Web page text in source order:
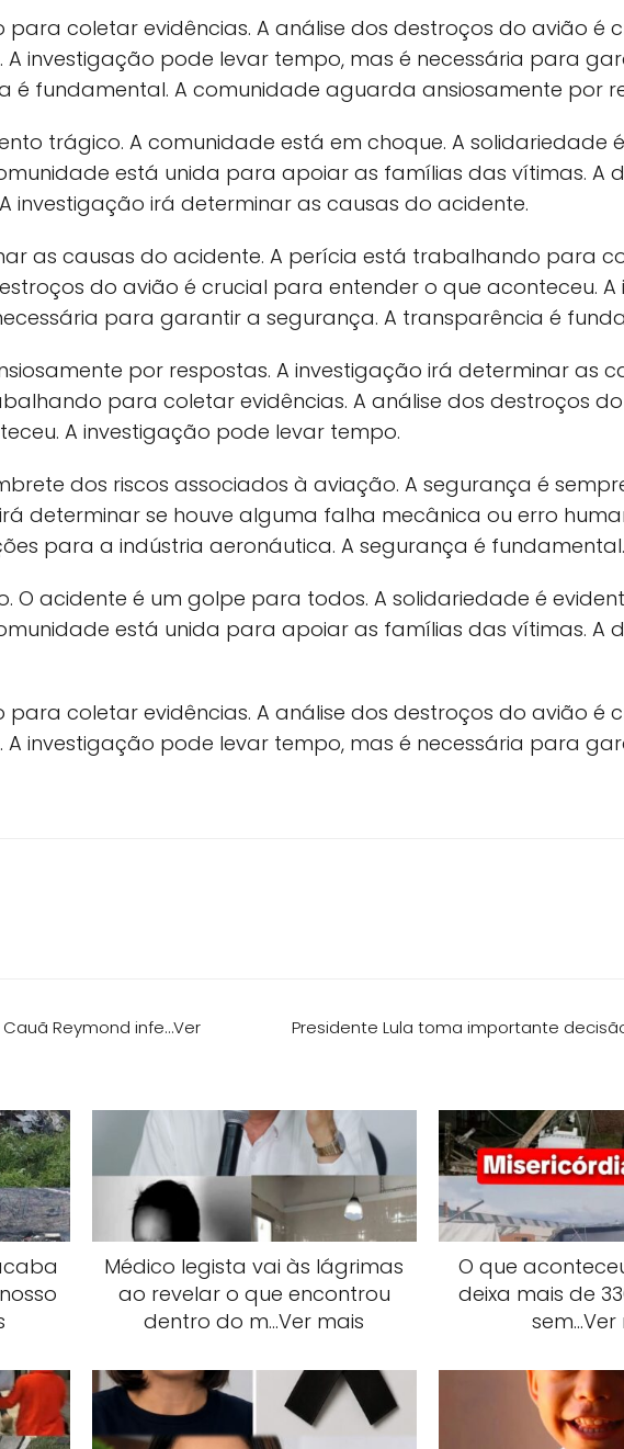
coletar evidências. A análise dos destroços do avião é
investigação pode levar tempo, mas é necessária para
é fundamental. A comunidade aguarda ansiosamente por
trágico. A comunidade está em choque. A solidariedade
está unida para apoiar as famílias das vítimas. A
investigação irá determinar as causas do acidente.
as causas do acidente. A perícia está trabalhando para
do avião é crucial para entender o que aconteceu.
para garantir a segurança. A transparência é
por respostas. A investigação irá determinar as
para coletar evidências. A análise dos destroços
A investigação pode levar tempo.
dos riscos associados à aviação. A segurança é
determinar se houve alguma falha mecânica ou erro
para a indústria aeronáutica. A segurança é fundamental.
O acidente é um golpe para todos. A solidariedade é
está unida para apoiar as famílias das vítimas. A
coletar evidências. A análise dos destroços do avião é
investigação pode levar tempo, mas é necessária para
Reymond infe…Ver
Presidente Lula toma importante
Médico legista vai às lágrimas
ao revelar o que encontrou
dentro do m…Ver mais
O que
deixa mais de
sem…Ver